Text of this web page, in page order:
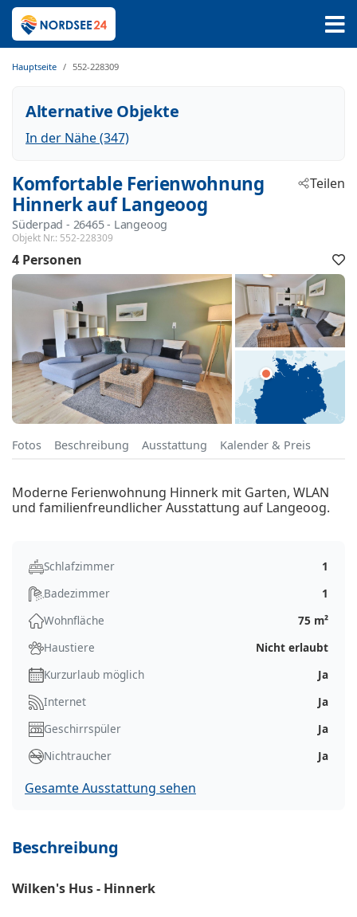
Hauptseite 552-228309
Alternative Objekte
In der Nähe (347)
Komfortable Ferienwohnung
Hinnerk auf Langeoog
Süderpad - 26465 - Langeoog
Objekt Nr.: 552-228309
Teilen
4 Personen
Fotos Beschreibung Ausstattung Kalender & Preis
Moderne Ferienwohnung Hinnerk mit Garten, WLAN
und familienfreundlicher Ausstattung auf Langeoog.
Schlafzimmer
1
Badezimmer
1
Wohnfläche
75 m²
Haustiere
Nicht erlaubt
Kurzurlaub möglich
Ja
Internet
Ja
Geschirrspüler
Ja
Nichtraucher
Ja
Gesamte Ausstattung sehen
Beschreibung
Wilken's Hus - Hinnerk